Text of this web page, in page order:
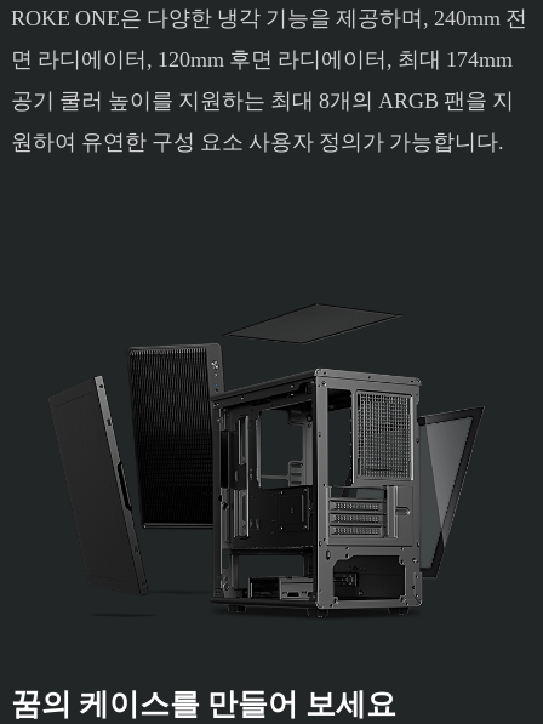
ROKE ONE은 다양한 냉각 기능을 제공하며, 240mm 전
면 라디에이터, 120mm 후면 라디에이터, 최대 174mm
공기 쿨러 높이를 지원하는 최대 8개의 ARGB 팬을 지
원하여 유연한 구성 요소 사용자 정의가 가능합니다.
꿈의 케이스를 만들어 보세요